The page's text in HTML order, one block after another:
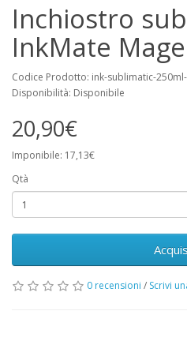
Inchiostro
InkMate
Codice Prodotto: ink-sublimatic-
Disponibilità: Disponibile
20,90€
Imponibile: 17,13€
Qtà
0 recensioni / Scrivi